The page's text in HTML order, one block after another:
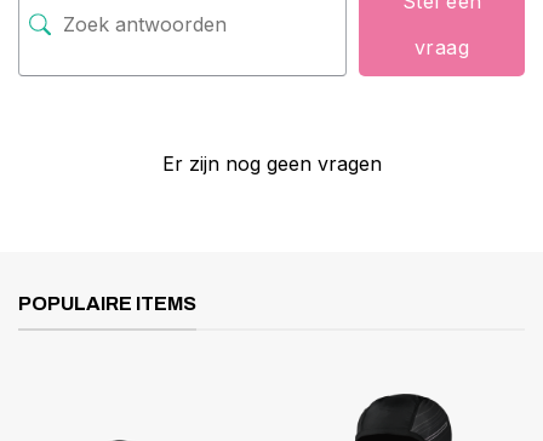
vraag
Er zijn nog geen vragen
POPULAIRE ITEMS